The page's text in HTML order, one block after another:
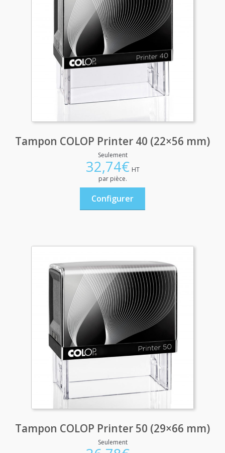
Tampon COLOP Printer 40 (22×56 mm)
Seulement
32,74€ HT
par pièce.
Configurer
Tampon COLOP Printer 50 (29×66 mm)
Seulement